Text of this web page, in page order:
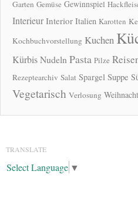
Garten Gemüse Gewinnspiel
Interieur Interior Italien Karotten
Kochbuchvorstellung Kuchen
KürbisNudeln Pasta Pilze
Rezeptearchiv Salat Spargel Suppe
Vegetarisch Verlosung
TRANSLATE
Select Language ▼